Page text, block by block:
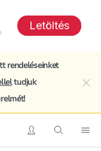
Letöltés
rendeléseinket
tudjuk
BelépésKeresés